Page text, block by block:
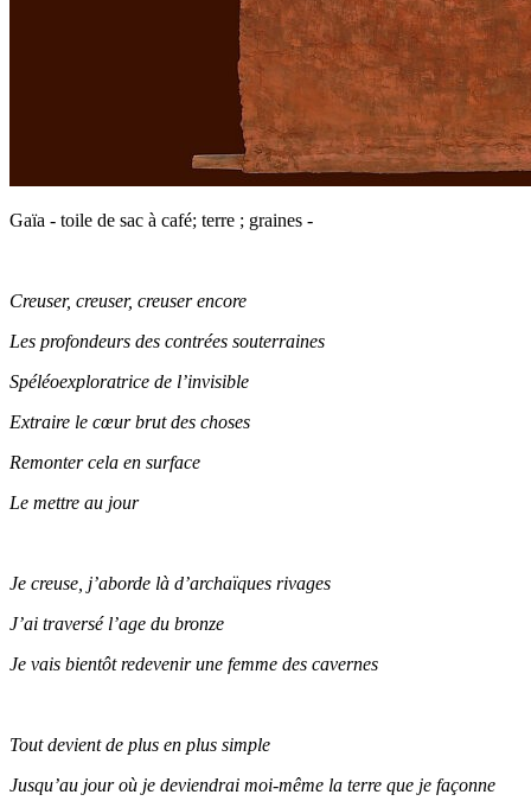
Gaïa - toile de sac à café; terre ; graines -
Creuser, creuser, creuser encore
Les profondeurs des contrées souterraines
Spéléoexploratrice de l’invisible
Extraire le cœur brut des choses
Remonter cela en surface
Le mettre au jour
Je creuse, j’aborde là d’archaïques rivages
J’ai traversé l’age du bronze
Je vais bientôt redevenir une femme des cavernes
Tout devient de plus en plus simple
Jusqu’au jour où je deviendrai moi-même la terre que je façonne